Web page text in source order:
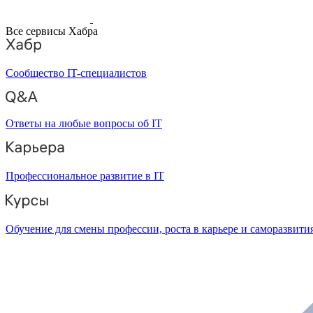
Все сервисы Хабра
Сообщество IT-специалистов
Ответы на любые вопросы об IT
Профессиональное развитие в IT
Обучение для смены профессии, роста в карьере и